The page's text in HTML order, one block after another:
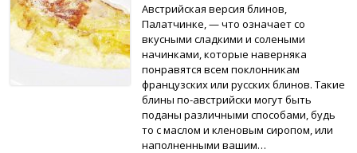
Австрийская версия блинов,
Палатчинке, — что означает со
вкусными сладкими и солеными
начинками, которые наверняка
понравятся всем поклонникам
французских или русских блинов. Такие
блины по-австрийски могут быть
поданы различными способами, будь
то с маслом и кленовым сиропом, или
наполненными вашим…